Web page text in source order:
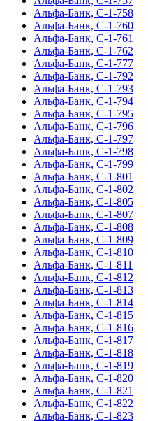
Альфа-Банк, С-1-758
Альфа-Банк, С-1-760
Альфа-Банк, С-1-761
Альфа-Банк, С-1-762
Альфа-Банк, С-1-777
Альфа-Банк, С-1-792
Альфа-Банк, С-1-793
Альфа-Банк, С-1-794
Альфа-Банк, С-1-795
Альфа-Банк, С-1-796
Альфа-Банк, С-1-797
Альфа-Банк, С-1-798
Альфа-Банк, С-1-799
Альфа-Банк, С-1-801
Альфа-Банк, С-1-802
Альфа-Банк, С-1-805
Альфа-Банк, С-1-807
Альфа-Банк, С-1-808
Альфа-Банк, С-1-809
Альфа-Банк, С-1-810
Альфа-Банк, С-1-811
Альфа-Банк, С-1-812
Альфа-Банк, С-1-813
Альфа-Банк, С-1-814
Альфа-Банк, С-1-815
Альфа-Банк, С-1-816
Альфа-Банк, С-1-817
Альфа-Банк, С-1-818
Альфа-Банк, С-1-819
Альфа-Банк, С-1-820
Альфа-Банк, С-1-821
Альфа-Банк, С-1-822
Альфа-Банк, С-1-823